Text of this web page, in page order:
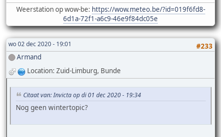
Weerstation op wow-be: https://wow.meteo.be/?id=019f6fd8-
6d1a-72f1-a6c9-46e9f84dc05e
wo 02 dec 2020 - 19:01
#233
Armand
Location: Zuid-Limburg, Bunde
Citaat van: Invicta op di 01 dec 2020 - 19:34
Nog geen wintertopic?